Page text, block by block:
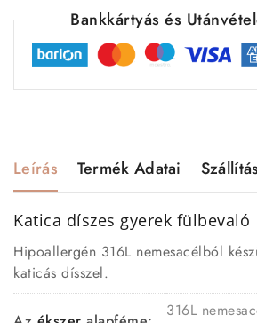
Bankkártyás és
Leírás Termék Adatai
Katica díszes gyerek fülbevaló
Hipoallergén 316L nemesacélból
katicás dísszel.
316L